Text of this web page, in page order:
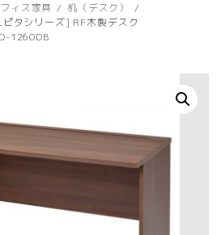
ィス家具
机（デスク）
タシリーズ] RF木製デスク
1260DB